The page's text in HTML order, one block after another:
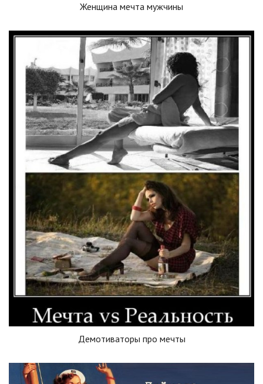
Женщина мечта мужчины
Демотиваторы про мечты